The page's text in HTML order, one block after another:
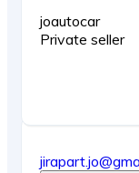
joautocar
Private seller